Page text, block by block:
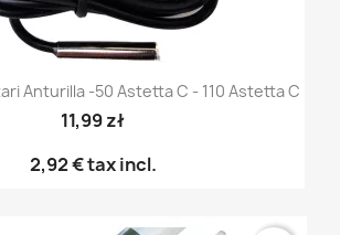
Anturilla -50 Astetta C - 110 Astetta C
11,99 zł
2,92 €tax incl.